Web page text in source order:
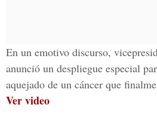
En un emotivo discurso,
anunció un despliegue especial
aquejado de un cáncer que
Ver video